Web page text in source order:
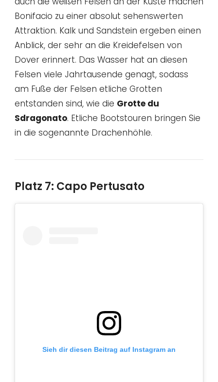
Bonifacio zu einer absolut sehenswerten
Attraktion. Kalk und Sandstein ergeben einen
Anblick, der sehr an die Kreidefelsen von
Dover erinnert. Das Wasser hat an diesen
Felsen viele Jahrtausende genagt, sodass
am Fuße der Felsen etliche Grotten
entstanden sind, wie die Grotte du
Sdragonato. Etliche Bootstouren bringen Sie
in die sogenannte Drachenhöhle.
Platz 7: Capo Pertusato
Sieh dir diesen Beitrag auf Instagram an